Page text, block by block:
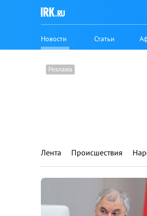
Новости Статьи
Лента Происшествия